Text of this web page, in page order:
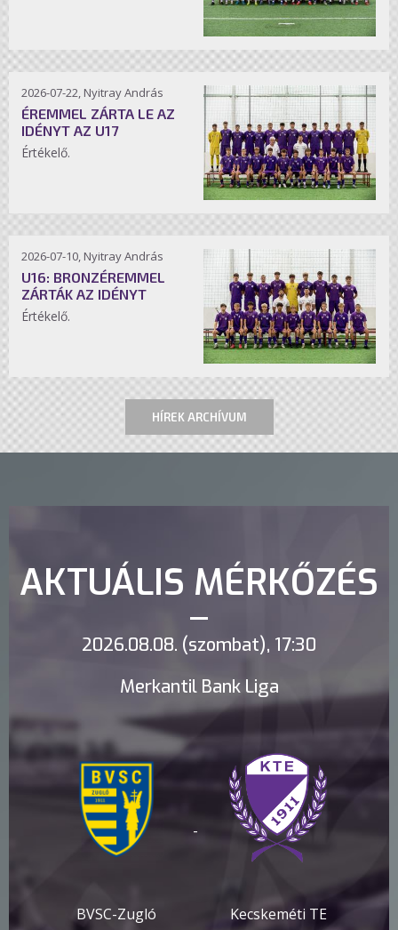
2026-07-22, Nyitray András
ÉREMMEL ZÁRTA LE AZ
IDÉNYT AZ U17
Értékelő.
2026-07-10, Nyitray András
U16: BRONZÉREMMEL
ZÁRTÁK AZ IDÉNYT
Értékelő.
HÍREK ARCHÍVUM
AKTUÁLIS MÉRKŐZÉS
2026.08.08. (szombat), 17:30
Merkantil Bank Liga
BVSC-Zugló
-
Kecskeméti TE